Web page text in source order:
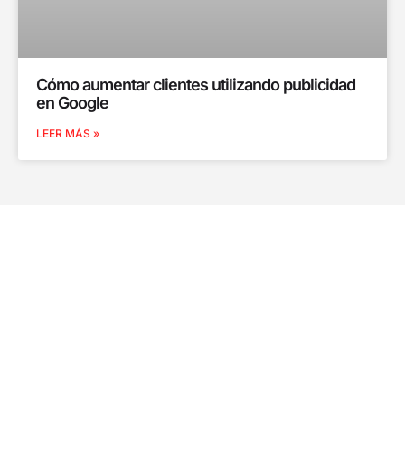
Cómo aumentar clientes utilizando publicidad
en Google
LEER MÁS »